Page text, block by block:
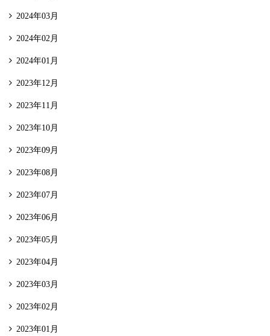
2024年03月
2024年02月
2024年01月
2023年12月
2023年11月
2023年10月
2023年09月
2023年08月
2023年07月
2023年06月
2023年05月
2023年04月
2023年03月
2023年02月
2023年01月